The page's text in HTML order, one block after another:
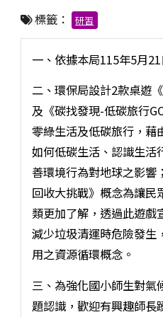
標籤： 研習
一、依據本局115年5月
二、環保局設計2款桌遊
及《碳找發現-低碳旅行
零綠生活及低碳旅行，藉
如何低碳生活、認識生活
善環境行為對地球之影響
回收大挑戰》概念為讓民
類更加了解，透過此遊戲
減少垃圾清運時危險發生
用之資源循環概念。
三、為強化國小師生對氣
題認識，歡迎有興趣師長